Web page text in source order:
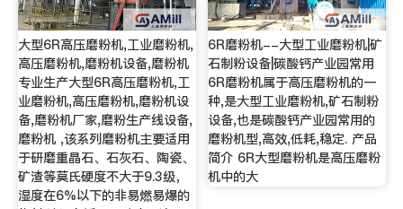
大型6R高压磨粉机,工业磨粉机,
高压磨粉机,磨粉机设备,磨粉机
专业生产大型6R高压磨粉机,工
业磨粉机,高压磨粉机,磨粉机设
备,磨粉机厂家,磨粉生产线设备,
磨粉机 ,该系列磨粉机主要适用
于研磨重晶石、石灰石、陶瓷、
矿渣等莫氏硬度不大于9.3级，
湿度在6%以下的非易燃易爆的
6R磨粉机--大型工业磨粉机|矿
石制粉设备|碳酸钙产业园常用
6R磨粉机属于高压磨粉机的一
种,是大型工业磨粉机,矿石制粉
设备,也是碳酸钙产业园常用的
磨粉机型,高效,低耗,稳定. 产品
简介 6R大型磨粉机是高压磨粉
机中的大